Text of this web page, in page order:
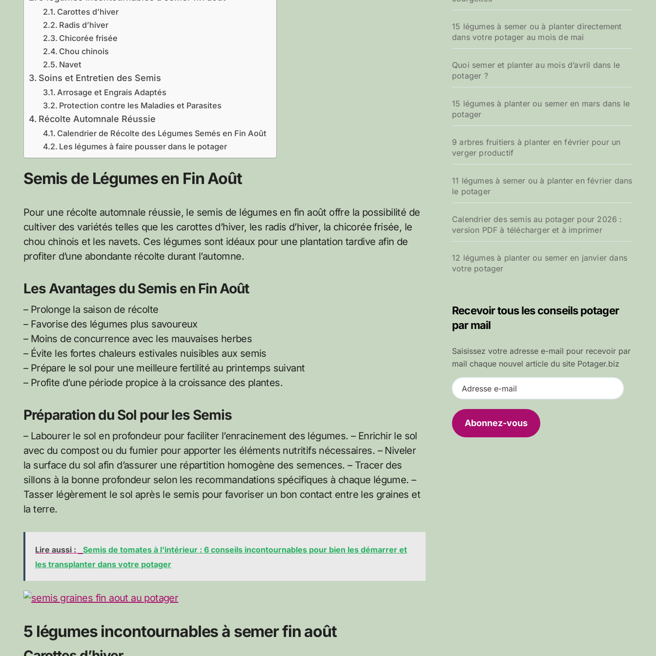
Carottes d’hiver
Radis d’hiver
Chicorée frisée
Chou chinois
Navet
Soins et Entretien des Semis
Arrosage et Engrais Adaptés
Protection contre les Maladies et Parasites
Récolte Automnale Réussie
Calendrier de Récolte des Légumes Semés en Fin Août
Les légumes à faire pousser dans le potager
Semis de Légumes en Fin Août
Pour une récolte automnale réussie, le semis de légumes en fin août offre la possibilité de
cultiver des variétés telles que les carottes d’hiver, les radis d’hiver, la chicorée frisée, le
chou chinois et les navets. Ces légumes sont idéaux pour une plantation tardive afin de
profiter d’une abondante récolte durant l’automne.
Les Avantages du Semis en Fin Août
– Prolonge la saison de récolte
– Favorise des légumes plus savoureux
– Moins de concurrence avec les mauvaises herbes
– Évite les fortes chaleurs estivales nuisibles aux semis
– Prépare le sol pour une meilleure fertilité au printemps suivant
– Profite d’une période propice à la croissance des plantes.
Préparation du Sol pour les Semis
– Labourer le sol en profondeur pour faciliter l’enracinement des légumes. – Enrichir le sol
avec du compost ou du fumier pour apporter les éléments nutritifs nécessaires. – Niveler
la surface du sol afin d’assurer une répartition homogène des semences. – Tracer des
sillons à la bonne profondeur selon les recommandations spécifiques à chaque légume. –
Tasser légèrement le sol après le semis pour favoriser un bon contact entre les graines et
la terre.
Lire aussi :
Semis de tomates à l'intérieur : 6 conseils incontournables pour bien les démarrer et
les transplanter dans votre potager
5 légumes incontournables à semer fin août
15 légumes à semer ou à planter directement
dans votre potager au mois de mai
Quoi semer et planter au mois d’avril dans le
potager ?
15 légumes à planter ou semer en mars dans le
potager
9 arbres fruitiers à planter en février pour un
verger productif
11 légumes à semer ou à planter en février dans
le potager
Calendrier des semis au potager pour 2026 :
version PDF à télécharger et à imprimer
12 légumes à planter ou semer en janvier dans
votre potager
Recevoir tous les conseils potager
par mail
Saisissez votre adresse e-mail pour recevoir par
mail chaque nouvel article du site Potager.biz
A
d
e
s
Abonnez-vous